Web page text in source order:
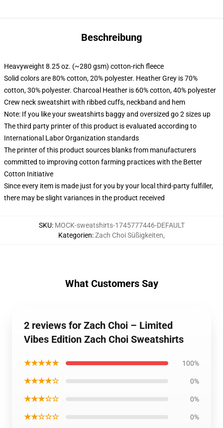
Beschreibung
Heavyweight 8.25 oz. (~280 gsm) cotton-rich fleece
Solid colors are 80% cotton, 20% polyester. Heather Grey is 70%
cotton, 30% polyester. Charcoal Heather is 60% cotton, 40% polyester
Crew neck sweatshirt with ribbed cuffs, neckband and hem
Note: If you like your sweatshirts baggy and oversized go 2 sizes up
The third party printer of this product is evaluated according to
International Labor Organization standards
The printer of this product sources blanks from manufacturers
committed to improving cotton farming practices with the Better
Cotton Initiative
Since every item is made just for you by your local third-party fulfiller,
there may be slight variances in the product received
SKU: MOCK-sweatshirts-1745777446-DEFAULT
Kategorien:Zach Choi Süßigkeiten,
What Customers Say
2 reviews for Zach Choi – Limited
Vibes Edition Zach Choi Sweatshirts
★★★★★ 100%
★★★★☆ 0%
★★★☆☆ 0%
★★☆☆☆ 0%